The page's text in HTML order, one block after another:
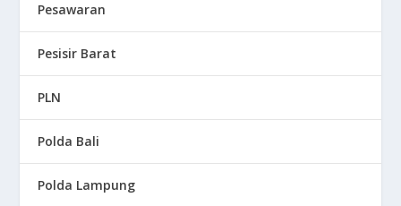
Pesawaran
Pesisir Barat
PLN
Polda Bali
Polda Lampung